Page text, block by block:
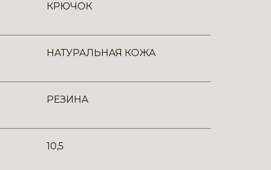
КРЮЧОК
НАТУРАЛЬНАЯ КОЖА
РЕЗИНА
10,5